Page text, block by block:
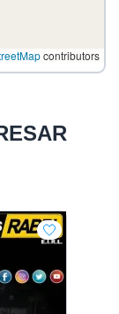
contributors